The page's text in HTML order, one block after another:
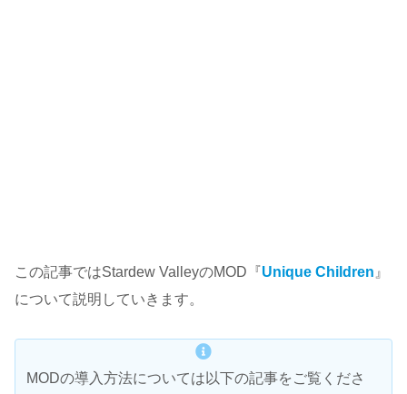
この記事ではStardew ValleyのMOD『Unique Children 』
について説明していきます。
MODの導入方法については以下の記事をご覧くださ